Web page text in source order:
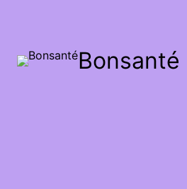
Bonsanté